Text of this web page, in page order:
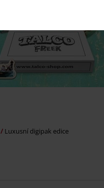
Luxusní digipak edice